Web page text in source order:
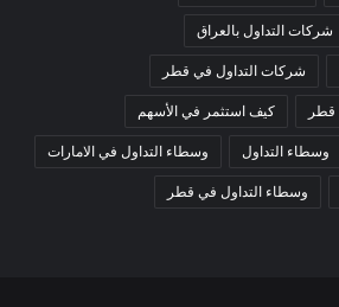
شركات التداول بالعراق
شركات التداول في قطر
قطر كيف استثمر في الأسهم
وسطاء التداول وسطاء التداول في الامارات
وسطاء التداول في قطر